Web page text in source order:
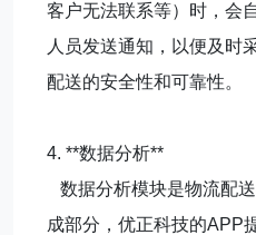
客户无法联系等）时，会
人员发送通知，以便及时
配送的安全性和可靠性。
4. **数据分析**
数据分析模块是物流配
成部分，优正科技的APP